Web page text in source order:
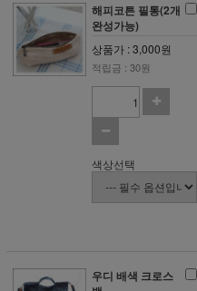
해피코튼 필통(2개
완성가능)
상품가 : 3,000원
적립금 : 30원
색상선택
우디 배색 크로스